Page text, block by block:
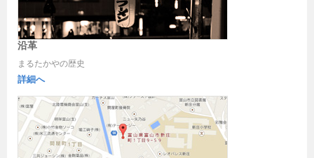
沿革
まるたかやの歴史
詳細へ